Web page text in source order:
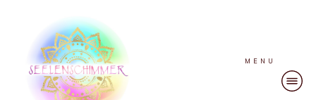
MENU